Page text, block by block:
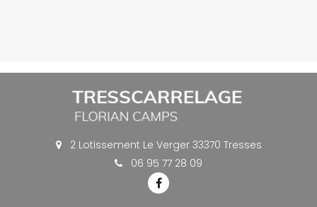
2 Lotissement Le Verger 33370 Tresses
06 95 77 28 09